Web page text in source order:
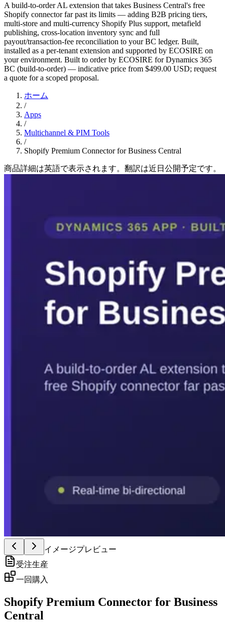
A build-to-order AL extension that takes Business Central's free
Shopify connector far past its limits — adding B2B pricing tiers,
multi-store and multi-currency Shopify Plus support, metafield
publishing, cross-location inventory sync and full
payout/transaction-fee reconciliation to your BC ledger. Built,
installed as a per-tenant extension and supported by ECOSIRE on
your environment. Built to order by ECOSIRE for Dynamics 365
BC (build-to-order) — indicative price from $499.00 USD; request
a quote for a scoped proposal.
ホーム
/
Apps
/
Multichannel & PIM Tools
/
Shopify Premium Connector for Business Central
商品詳細は英語で表示されます。翻訳は近日公開予定です。
イメージプレビュー
受注生産
一回購入
Shopify Premium Connector for Business
Central